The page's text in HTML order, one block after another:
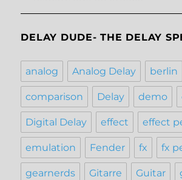
DELAY DUDE- THE DELAY
analog Analog Delay berlin
comparison Delay demo
Digital Delay effect effect
emulation Fender fx fx
gearnerds Gitarre Guitar